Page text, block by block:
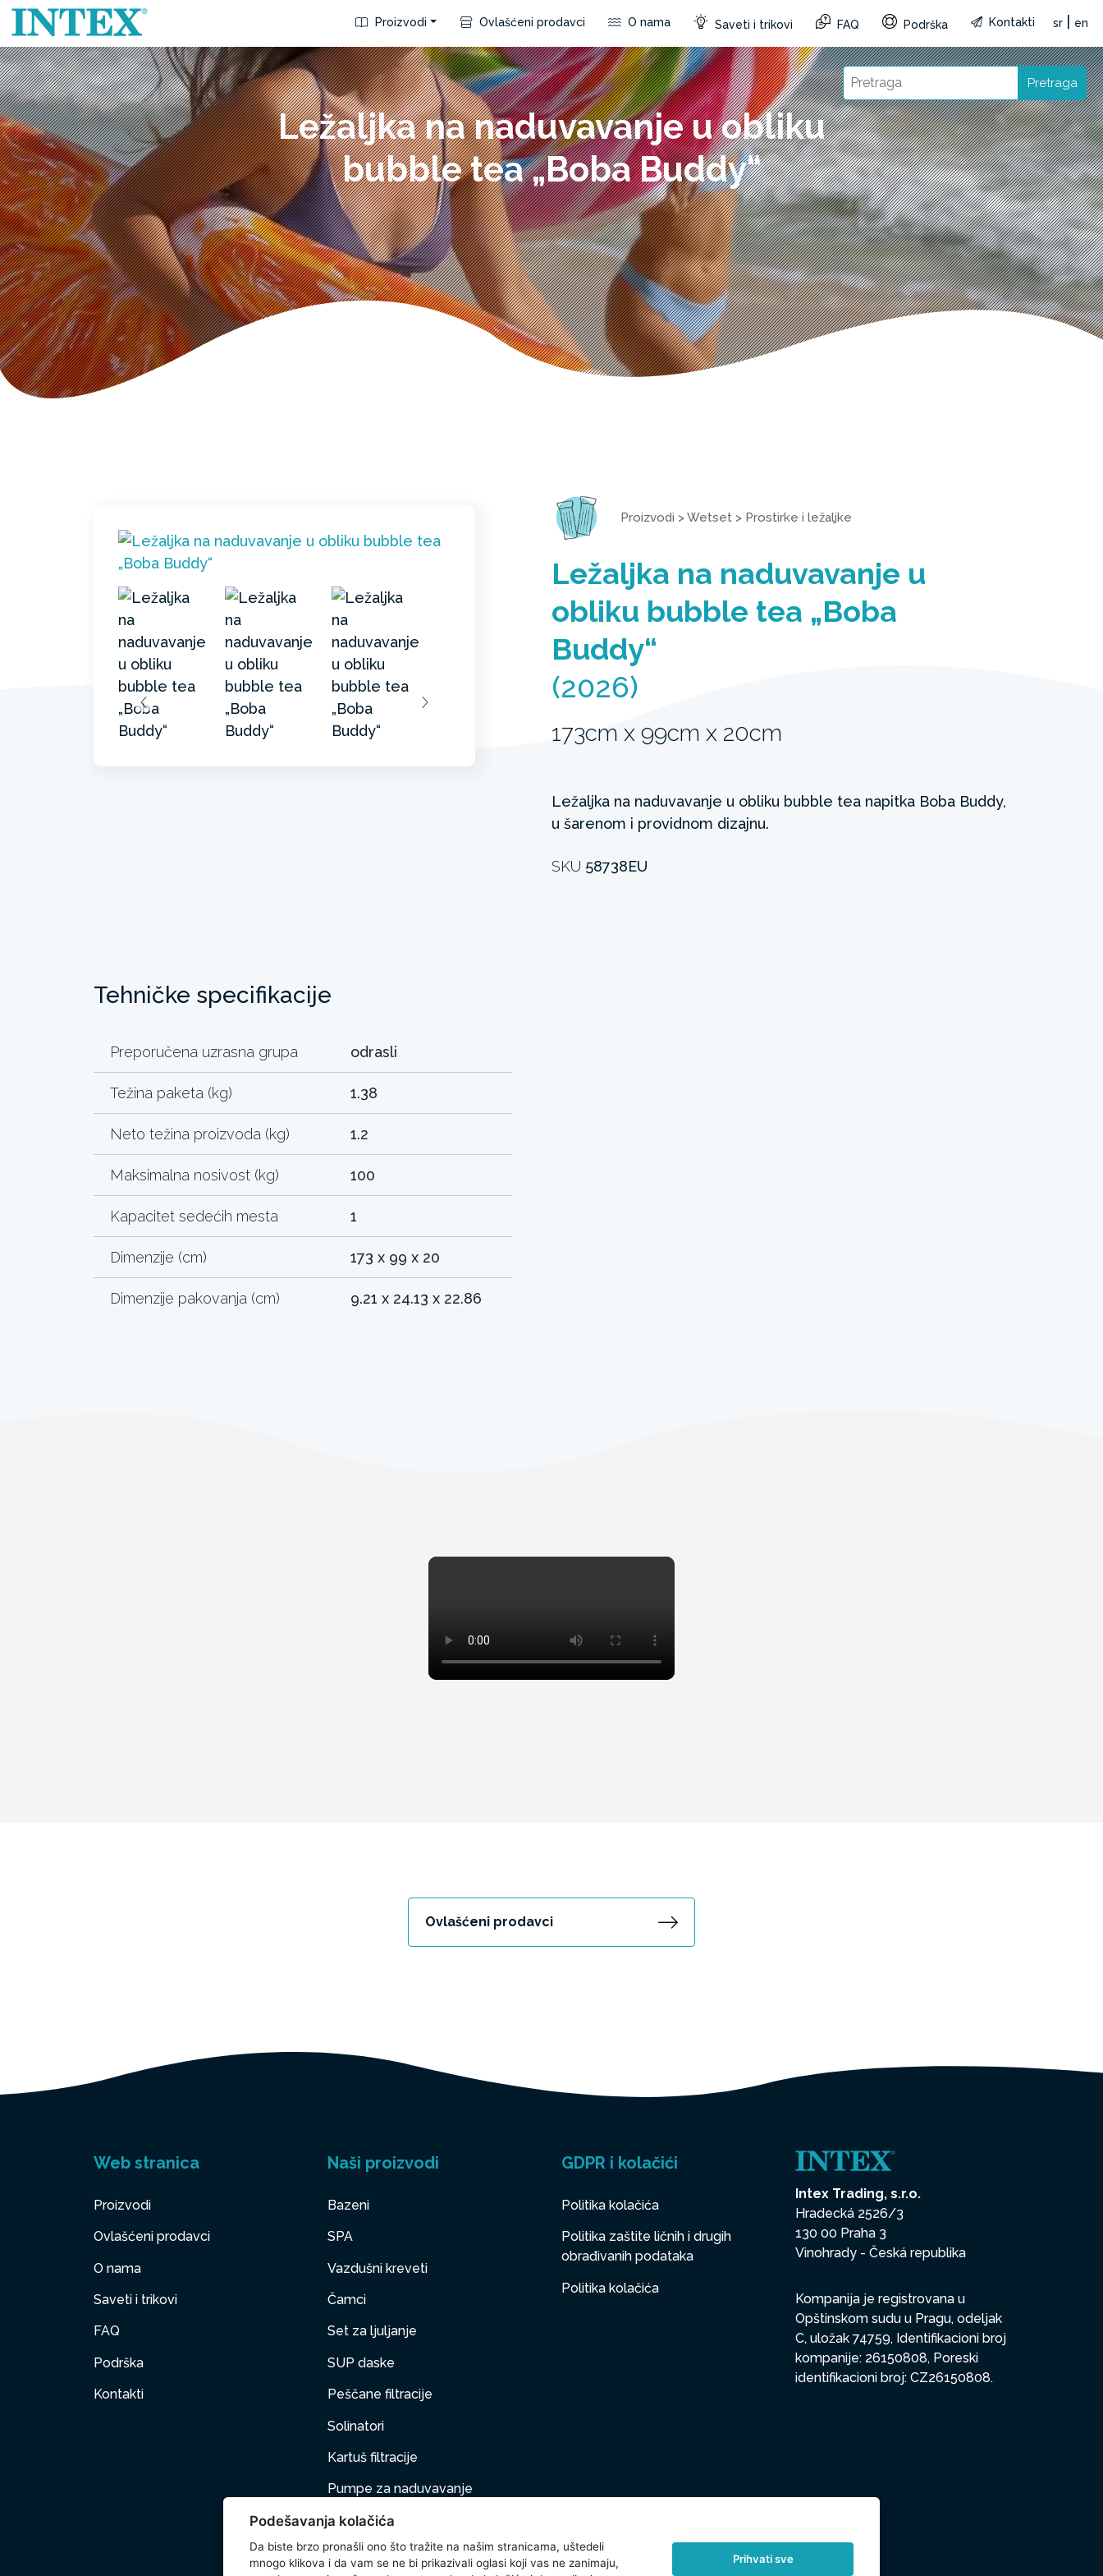
Proizvodi Ovlašćeni prodavci O nama Saveti i trikovi FAQ Podrška Kontakti sr en
Pretraga
Ležaljka na naduvavanje u obliku
bubble tea „Boba Buddy“
Proizvodi >Wetset > Prostirke i ležaljke
Ležaljka na naduvavanje u
obliku bubble tea „Boba
Buddy“
(2026)
173cm x 99cm x 20cm
Ležaljka na naduvavanje u obliku bubble tea napitka Boba Buddy,
u šarenom i providnom dizajnu.
SKU 58738EU
Tehničke specifikacije
Preporučena uzrasna grupa odrasli
Težina paketa (kg) 1.38
Neto težina proizvoda (kg) 1.2
Maksimalna nosivost (kg) 100
Kapacitet sedećih mesta 1
Dimenzije (cm) 173 x 99 x 20
Dimenzije pakovanja (cm) 9.21 x 24.13 x 22.86
Ovlašćeni prodavci
Web stranica
Proizvodi
Ovlašćeni prodavci
O nama
Saveti i trikovi
FAQ
Podrška
Kontakti
Naši proizvodi
Bazeni
SPA
Vazdušni kreveti
Čamci
Set za ljuljanje
SUP daske
Peščane filtracije
Solinatori
Kartuš filtracije
Pumpe za naduvavanje
Nameštaj na naduvavanje
Kućni ljubimci
GDPR i kolačići
Politika kolačića
Politika zaštite ličnih i drugih
obrađivanih podataka
Politika kolačića
Intex Trading, s.r.o.
Hradecká 2526/3
130 00 Praha 3
Vinohrady - Česká republika
Kompanija je registrovana u
Opštinskom sudu u Pragu, odeljak
C, uložak 74759, Identifikacioni broj
kompanije: 26150808, Poreski
identifikacioni broj: CZ26150808.
Podešavanja kolačića
Da biste brzo pronašli ono što tražite na našim stranicama, uštedeli
mnogo klikova i da vam se ne bi prikazivali oglasi koji vas ne zanimaju,
Prihvati sve